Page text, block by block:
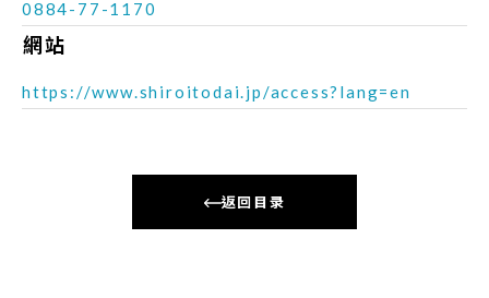
0884-77-1170
網站
https://www.shiroitodai.jp/access?lang=en
返回目录